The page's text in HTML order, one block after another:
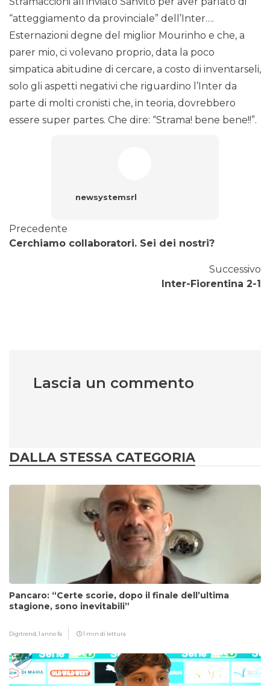
“atteggiamento da provinciale” dell’Inter….
Esternazioni degne del miglior Mourinho e che, a
parer mio, ci volevano proprio, data la poco
simpatica abitudine di cercare, a costo di inventarseli,
solo gli aspetti negativi che riguardino l’Inter da
parte di molti cronisti che, in teoria, dovrebbero
essere super partes. Che dire: “Strama! bene bene!!”.
newsystemsrl
Precedente
Cerchiamo collaboratori. Sei dei nostri?
Successivo
Inter-Fiorentina 2-1
Lascia un commento
DALLA STESSA CATEGORIA
Pancaro: “Certe scorie, dopo il finale dell’ultima
stagione, sono inevitabili”
Digitrend,1 anno fa 1 min di lettura